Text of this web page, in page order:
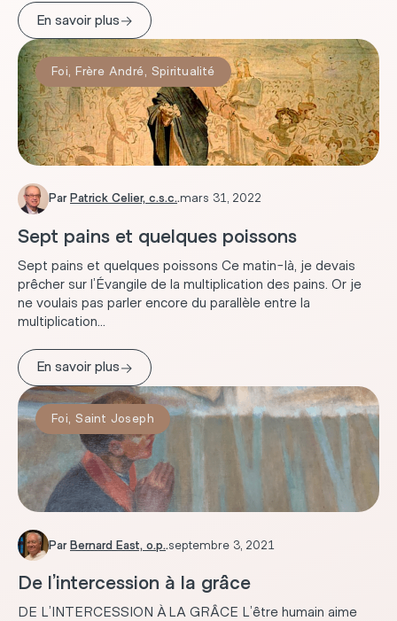
En savoir plus→
Foi, Frère André, Spiritualité
Par Patrick Celier, c.s.c..mars 31, 2022
Sept pains et quelques poissons
Sept pains et quelques poissons Ce matin-là, je devais
prêcher sur l’Évangile de la multiplication des pains. Or je
ne voulais pas parler encore du parallèle entre la
multiplication...
En savoir plus→
Foi,Saint Joseph
Par Bernard East, o.p..septembre 3, 2021
De l’intercession à la grâce
DE L’INTERCESSION À LA GRÂCE L’être humain aime